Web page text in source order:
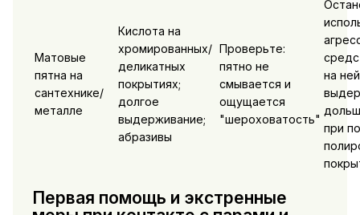
Матовые
пятна на
сантехнике/
металле
Кислота на
хромированных/
деликатных
покрытиях;
долгое
выдерживание;
абразивы
Проверьте:
пятно не
смывается и
ощущается
"шероховатость"
на
при
Первая помощь и экстренные